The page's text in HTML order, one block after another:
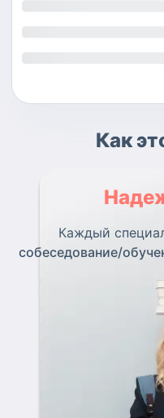
Как
Каждый
собеседование/